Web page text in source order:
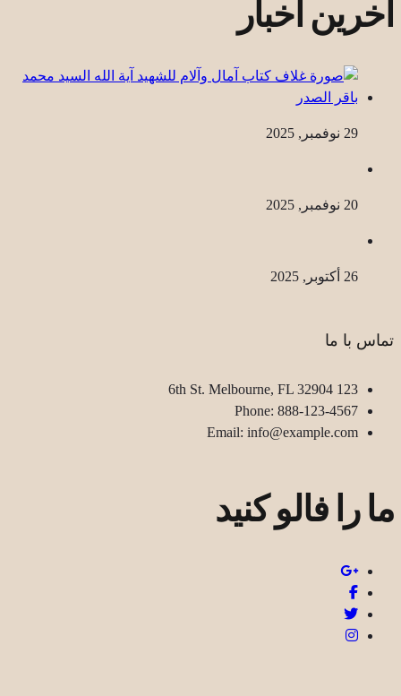
آخرین اخبار
29 نوفمبر, 2025
20 نوفمبر, 2025
26 أكتوبر, 2025
تماس با ما
123 6th St. Melbourne, FL 32904
Phone: 888-123-4567
Email: info@example.com
ما را فالو کنید